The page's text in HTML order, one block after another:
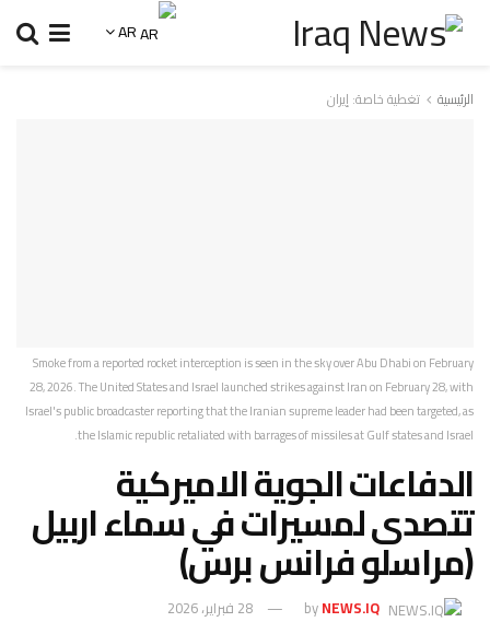
AR
الرئيسية تغطية خاصة: إيران
Smoke from a reported rocket interception is seen in the sky over Abu Dhabi on February
28, 2026. The United States and Israel launched strikes against Iran on February 28, with
Israel's public broadcaster reporting that the Iranian supreme leader had been targeted, as
the Islamic republic retaliated with barrages of missiles at Gulf states and Israel.
الدفاعات الجوية الاميركية
تتصدى لمسيرات في سماء اربيل
(مراسلو فرانس برس)
byNEWS.IQ 28 فبراير، 2026